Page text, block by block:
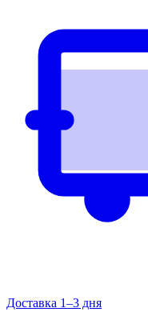
Доставка 1–3 дня